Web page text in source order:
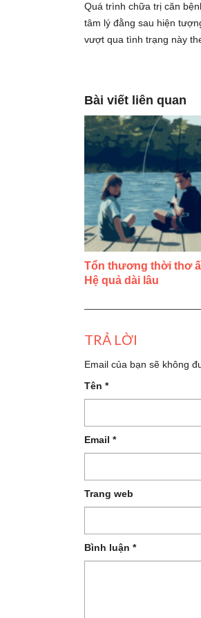
Quá trình chữa trị căn
tâm lý đằng sau hiện
vượt qua tình trạng này
Bài viết liên quan
Tổn thương thời thơ
Hệ quả dài lâu
TRẢ LỜI
Email của bạn sẽ không
Tên *
Email *
Trang web
Bình luận *